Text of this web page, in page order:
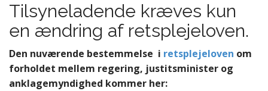
Tilsyneladende kræves kun
en ændring af retsplejeloven.
Den nuværende bestemmelse i retsplejeloven om
forholdet mellem regering, justitsminister og
anklagemyndighed kommer her: